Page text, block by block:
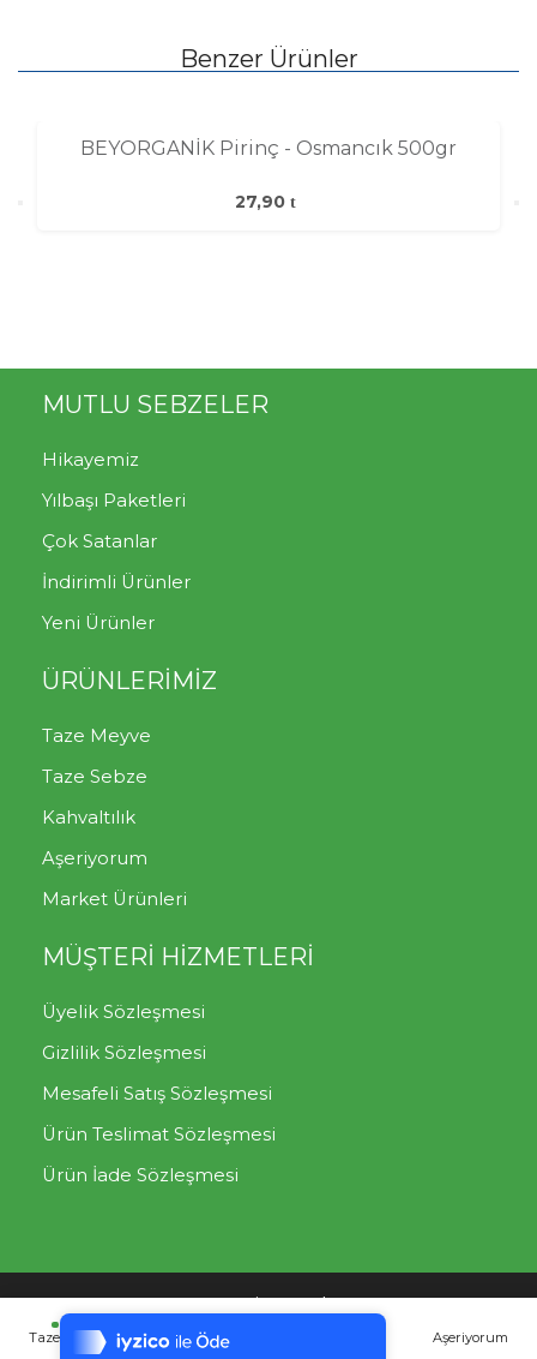
Tek Tıkla Ödeme Kolaylığı
7/24 Canlı Destek
%100 Sorunsuz Alışveriş
Benzer Ürünler
BEYORGANİK Pirinç - Osmancık 500gr
27,90
MUTLU SEBZELER
Hikayemiz
Yılbaşı Paketleri
Çok Satanlar
İndirimli Ürünler
Yeni Ürünler
ÜRÜNLERİMİZ
Taze Meyve
Taze Sebze
Kahvaltılık
Aşeriyorum
Market Ürünleri
MÜŞTERİ HİZMETLERİ
Üyelik Sözleşmesi
Gizlilik Sözleşmesi
Mesafeli Satış Sözleşmesi
Ürün Teslimat Sözleşmesi
Ürün İade Sözleşmesi
Taze Meyve Taze Sebze Aşeriyorum